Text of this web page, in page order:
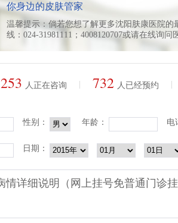
你身边的皮肤管家
温馨提示：倘若您想了解更多沈阳肤康医院
线：024-31981111；4008120707或请在线询问
253 人正在咨询 732 人已经预约
性别： 年龄： 电
日期：